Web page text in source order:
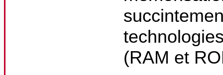
(RAM et